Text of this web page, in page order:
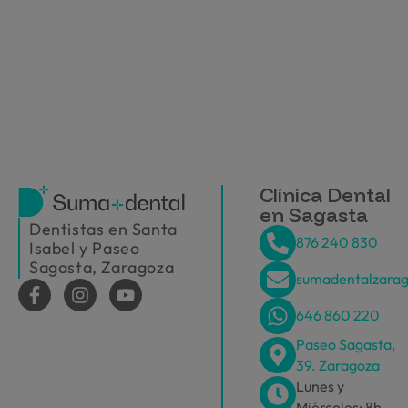
Dentistas en Santa
Isabel y Paseo
Sagasta, Zaragoza
Clínica Dental
en Sagasta
876 240 830
646 860 220
Paseo Sagasta,
39. Zaragoza
Lunes y